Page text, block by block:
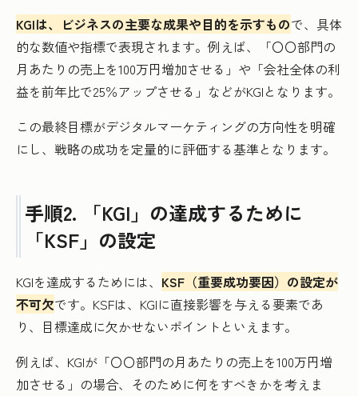
KGIは、ビジネスの主要な成果や目的を示すもので、具体
的な数値や指標で表現されます。例えば、「〇〇部門の
月あたりの売上を100万円増加させる」や「会社全体の利
益を前年比で25％アップさせる」などがKGIとなります。
この最終目標がデジタルマーケティングの方向性を明確
にし、戦略の成功を定量的に評価する基準となります。
手順2. 「KGI」の達成するために
「KSF」の設定
KGIを達成するためには、 KSF（重要成功要因）の設定が
不可欠です。KSFは、KGIに直接影響を与える要素であ
り、目標達成に欠かせないポイントといえます。
例えば、KGIが「〇〇部門の月あたりの売上を100万円増
加させる」の場合、そのために何をすべきかを考えま